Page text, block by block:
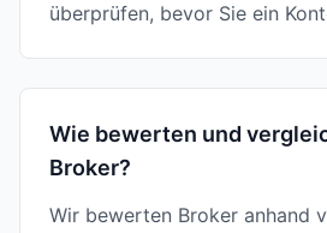
überprüfen, bevor Sie ein
Wie bewerten und
Broker?
Wir bewerten Broker anhand